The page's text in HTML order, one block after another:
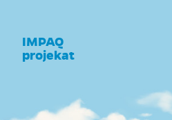
IMPAQ
projekat